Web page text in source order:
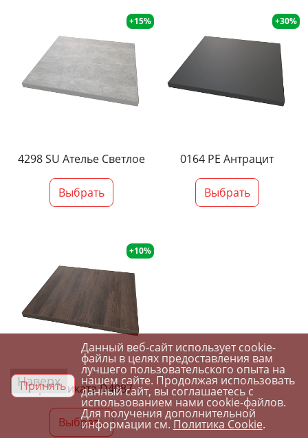
+15%
4298 SU Ателье Светлое
Выбрать
+30%
0164 PE Антрацит
Выбрать
+10%
Орех Ликата D4087
Выбрать
Наверх
Принять
Данный веб-сайт использует cookie-
файлы в целях предоставления вам
лучшего пользовательского опыта на
нашем сайте. Продолжая использовать
данный сайт, вы соглашаетесь с
использованием нами cookie-файлов.
Для получения дополнительной
информации см.Политика Cookie.